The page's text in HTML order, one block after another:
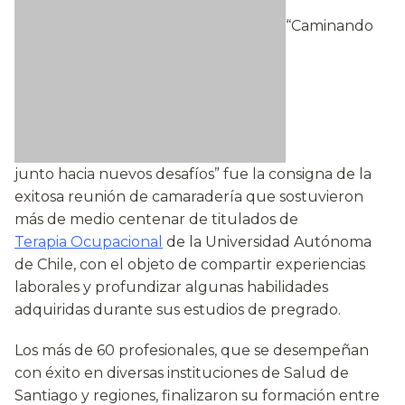
“Caminando
junto hacia nuevos desafíos” fue la consigna de la
exitosa reunión de camaradería que sostuvieron
más de medio centenar de titulados de
Terapia Ocupacional de la Universidad Autónoma
de Chile, con el objeto de compartir experiencias
laborales y profundizar algunas habilidades
adquiridas durante sus estudios de pregrado.
Los más de 60 profesionales, que se desempeñan
con éxito en diversas instituciones de Salud de
Santiago y regiones, finalizaron su formación entre